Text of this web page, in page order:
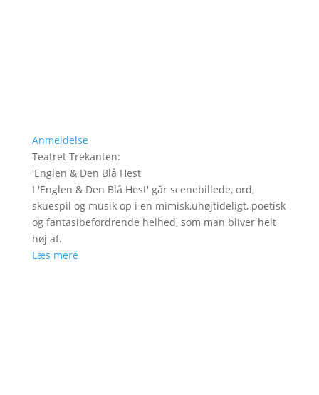
Anmeldelse
Teatret Trekanten:
'Englen & Den Blå Hest'
I 'Englen & Den Blå Hest' går scenebillede, ord,
skuespil og musik op i en mimisk,uhøjtideligt, poetisk
og fantasibefordrende helhed, som man bliver helt
høj af.
Læs mere